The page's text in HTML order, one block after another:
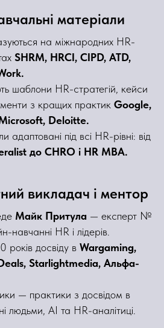
матеріали
на міжнародних HR-
SHRM, HRCI, CIPD, ATD,
шаблони HR-стратегій, кейси
з кращих практик Google,
Deloitte.
адаптовані під всі HR-рівні: від
до CHRO і HR MBA.
викладач і ментор
Майк Притула — експерт №
навчанні HR і лідерів.
років досвіду в Wargaming,
Starlightmedia, Альфа-
— практики з досвідом в
людьми, AI та HR-аналітиці.